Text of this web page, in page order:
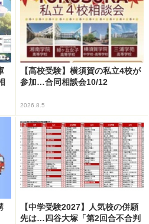
【高校受験】横須賀の私立4校が
参加…合同相談会10/12
2026.8.5
【中学受験2027】人気校の併願
先は…四谷大塚「第2回合不合判